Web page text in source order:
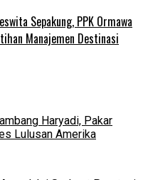
Sepakung, PPK Ormawa
Manajemen Destinasi
Haryadi, Pakar
Lulusan Amerika